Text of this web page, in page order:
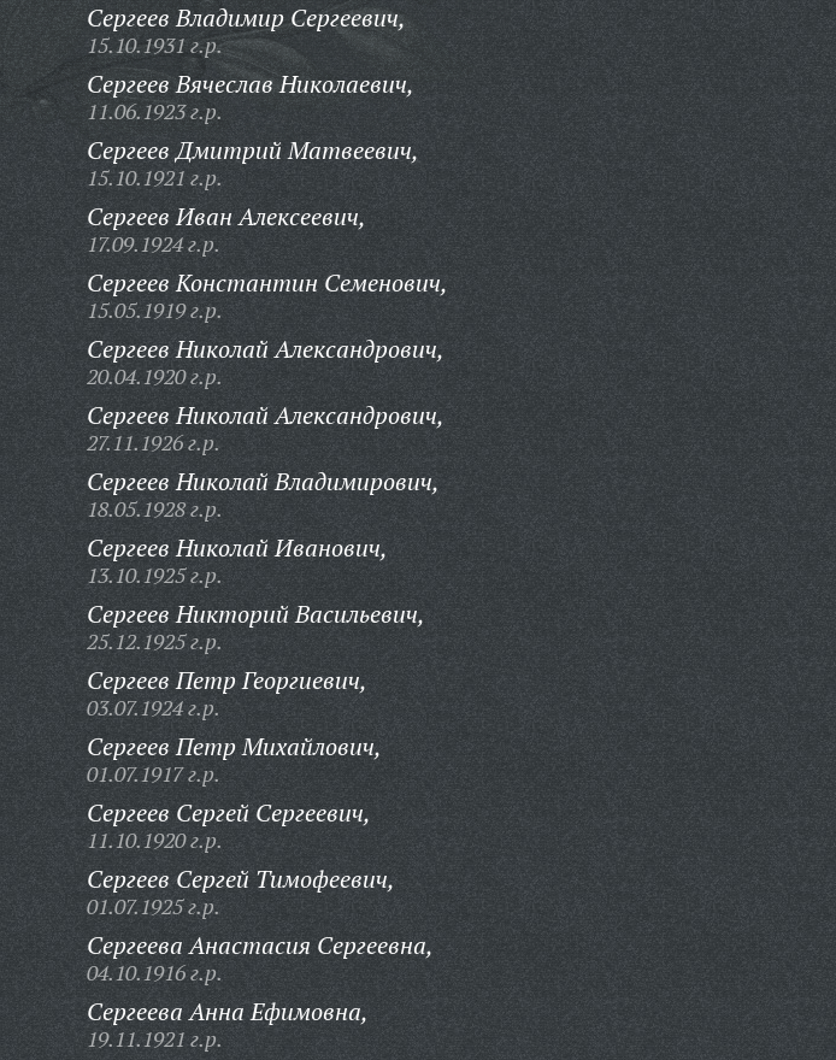
Сергеев Владимир Сергеевич,
15.10.1931 г.р.
Сергеев Вячеслав Николаевич,
11.06.1923 г.р.
Сергеев Дмитрий Матвеевич,
15.10.1921 г.р.
Сергеев Иван Алексеевич,
17.09.1924 г.р.
Сергеев Константин Семенович,
15.05.1919 г.р.
Сергеев Николай Александрович,
20.04.1920 г.р.
Сергеев Николай Александрович,
27.11.1926 г.р.
Сергеев Николай Владимирович,
18.05.1928 г.р.
Сергеев Николай Иванович,
13.10.1925 г.р.
Сергеев Никторий Васильевич,
25.12.1925 г.р.
Сергеев Петр Георгиевич,
03.07.1924 г.р.
Сергеев Петр Михайлович,
01.07.1917 г.р.
Сергеев Сергей Сергеевич,
11.10.1920 г.р.
Сергеев Сергей Тимофеевич,
01.07.1925 г.р.
Сергеева Анастасия Сергеевна,
04.10.1916 г.р.
Сергеева Анна Ефимовна,
19.11.1921 г.р.